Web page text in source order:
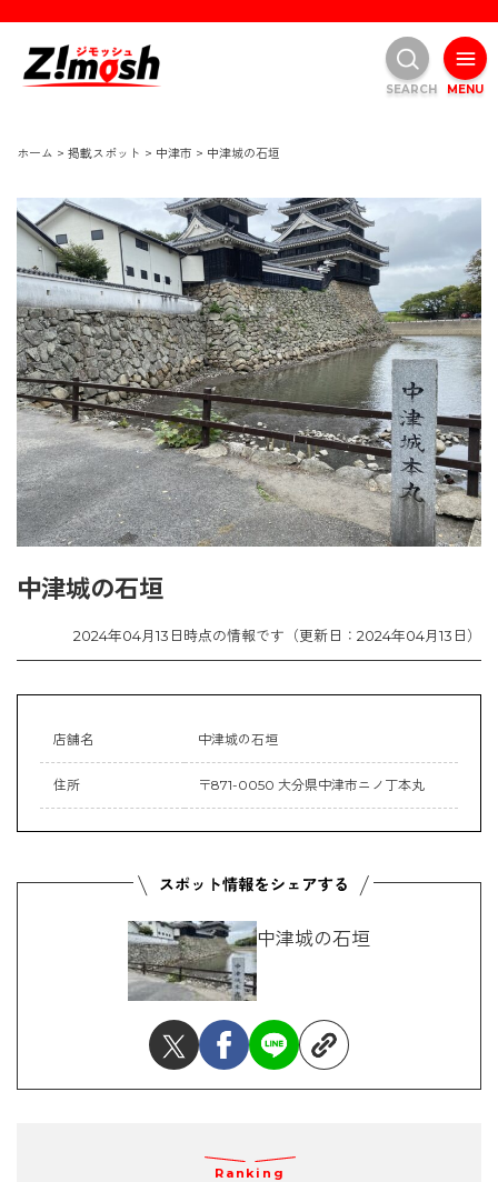
ホーム > 掲載スポット > 中津市 > 中津城の石垣
中津城の石垣
2024年04月13日時点の情報です（更新日：2024年04月13日）
店舗名 中津城の石垣
住所 〒871-0050 大分県中津市ニノ丁本丸
中津城の石垣
Ranking
MENU
SEARCH